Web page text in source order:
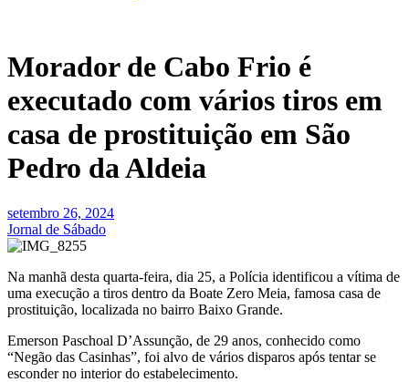
Morador de Cabo Frio é
executado com vários tiros em
casa de prostituição em São
Pedro da Aldeia
setembro 26, 2024
Jornal de Sábado
Na manhã desta quarta-feira, dia 25, a Polícia identificou a vítima de
uma execução a tiros dentro da Boate Zero Meia, famosa casa de
prostituição, localizada no bairro Baixo Grande.
Emerson Paschoal D’Assunção, de 29 anos, conhecido como
“Negão das Casinhas”, foi alvo de vários disparos após tentar se
esconder no interior do estabelecimento.